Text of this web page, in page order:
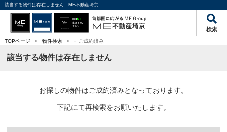
該当する物件は存在しません｜ME不動産埼京
検索
TOPページ > 物件検索 > - ご成約済み
該当する物件は存在しません
お探しの物件はご成約済みとなっております。
下記にて再検索をお願いたします。